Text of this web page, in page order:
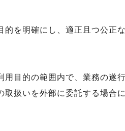
を明確にし、適正且つ公正
目的の範囲内で、業務の遂
扱いを外部に委託する場合